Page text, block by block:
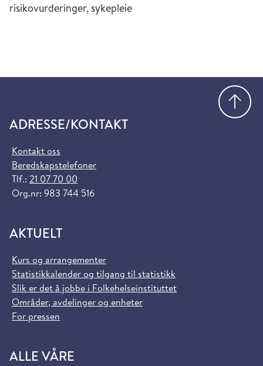
risikovurderinger, sykepleie
ADRESSE/KONTAKT
Kontakt oss
Beredskapstelefoner
Tlf.: 21 07 70 00
Org.nr: 983 744 516
AKTUELT
Kurs og arrangementer
Statistikkalender og tilgang til statistikk
Slik er det å jobbe i Folkehelseinstituttet
Områder, avdelinger og enheter
For pressen
ALLE VÅRE